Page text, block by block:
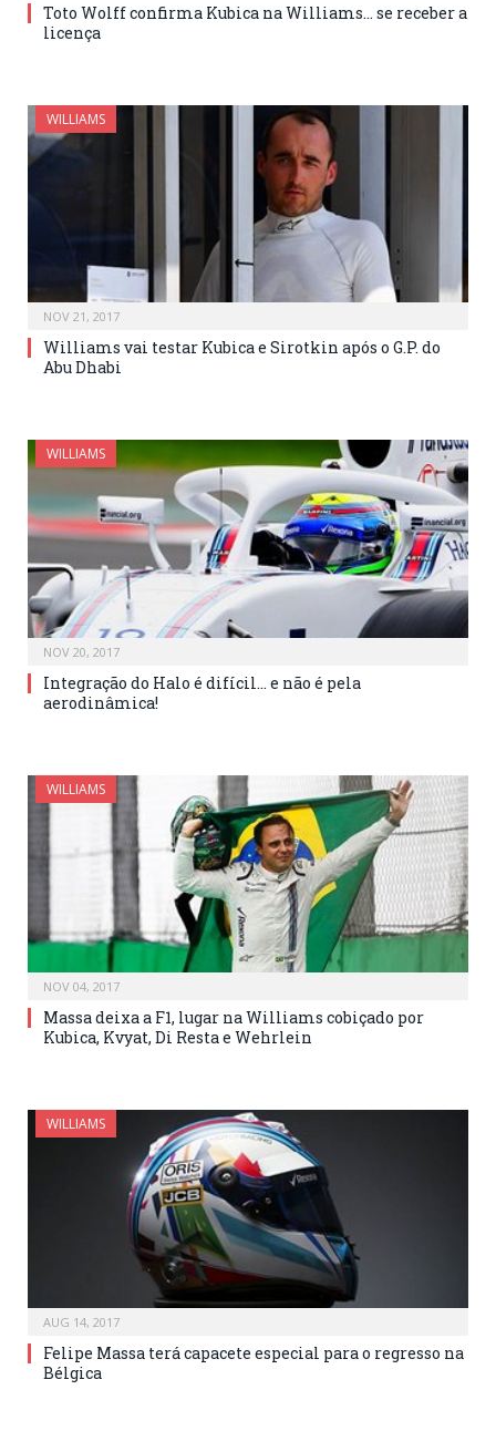
Toto Wolff confirma Kubica na Williams… se receber a
licença
WILLIAMS
NOV 21, 2017
Williams vai testar Kubica e Sirotkin após o G.P. do
Abu Dhabi
WILLIAMS
NOV 20, 2017
Integração do Halo é difícil… e não é pela
aerodinâmica!
WILLIAMS
NOV 04, 2017
Massa deixa a F1, lugar na Williams cobiçado por
Kubica, Kvyat, Di Resta e Wehrlein
WILLIAMS
AUG 14, 2017
Felipe Massa terá capacete especial para o regresso na
Bélgica